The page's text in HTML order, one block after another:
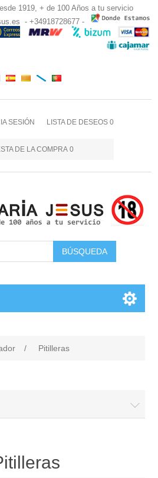
1919, + de 100 Años a tu servicio
- +34918728677 -
SESIÓN LISTA DE DESEOS 0
DE LA COMPRA 0
/ Pitilleras